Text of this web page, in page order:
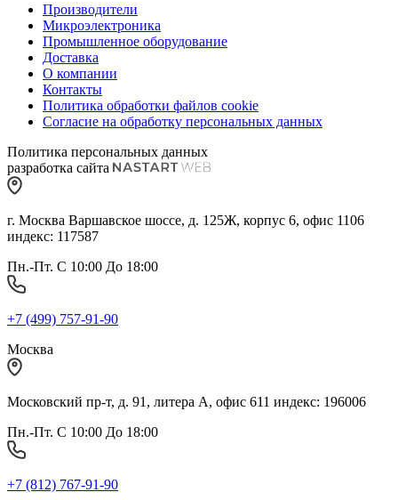
Производители
Микроэлектроника
Промышленное оборудование
Доставка
О компании
Контакты
Политика обработки файлов cookie
Согласие на обработку персональных данных
Политика персональных данных
разработка сайта
г. Москва Варшавское шоссе, д. 125Ж, корпус 6, офис 1106
индекс: 117587
Пн.-Пт. С 10:00 До 18:00
+7 (499) 757-91-90
Москва
Московский пр-т, д. 91, литера А, офис 611 индекс: 196006
Пн.-Пт. С 10:00 До 18:00
+7 (812) 767-91-90